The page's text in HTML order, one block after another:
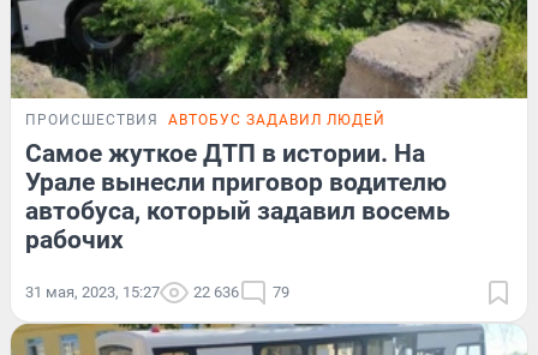
ПРОИСШЕСТВИЯ АВТОБУС ЗАДАВИЛ ЛЮДЕЙ
Самое жуткое ДТП в истории. На
Урале вынесли приговор водителю
автобуса, который задавил восемь
рабочих
31 мая, 2023, 15:27 22 636 79